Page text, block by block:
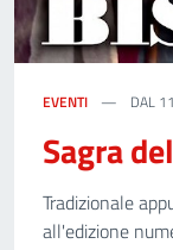
EVENTI DAL
Sagra
Tradizionale
all'edizione